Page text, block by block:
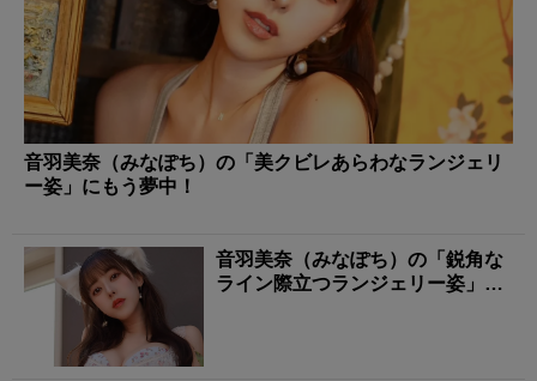
音羽美奈（みなぽち）の「美クビレあらわなランジェリ
ー姿」にもう夢中！
音羽美奈（みなぽち）の「鋭角な
ライン際立つランジェリー姿」に